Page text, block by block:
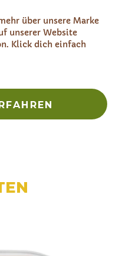
über unsere Marke
unserer Website
Klick dich einfach